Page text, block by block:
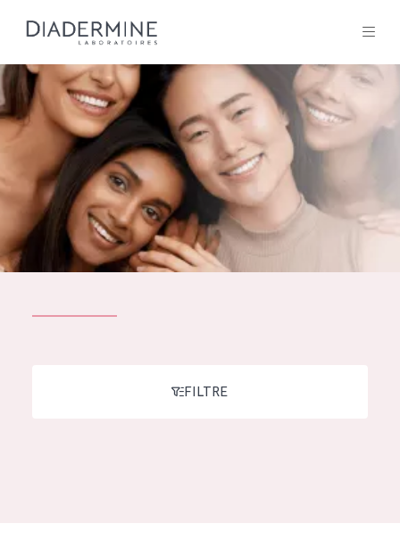
SOLUTIONS POUR LA PEAU
TOUS LES PRODUIT
Tous les Produit
ACCUEIL
Composition
À propos
Conseils Beauté
FILTRE